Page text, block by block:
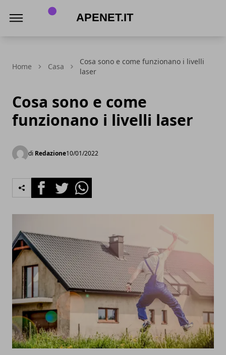
Home Casa
Cosa sono e come funzionano i livelli
laser
Cosa sono e come
funzionano i livelli laser
di Redazione10/01/2022
FacebookTwitterWhatsapp